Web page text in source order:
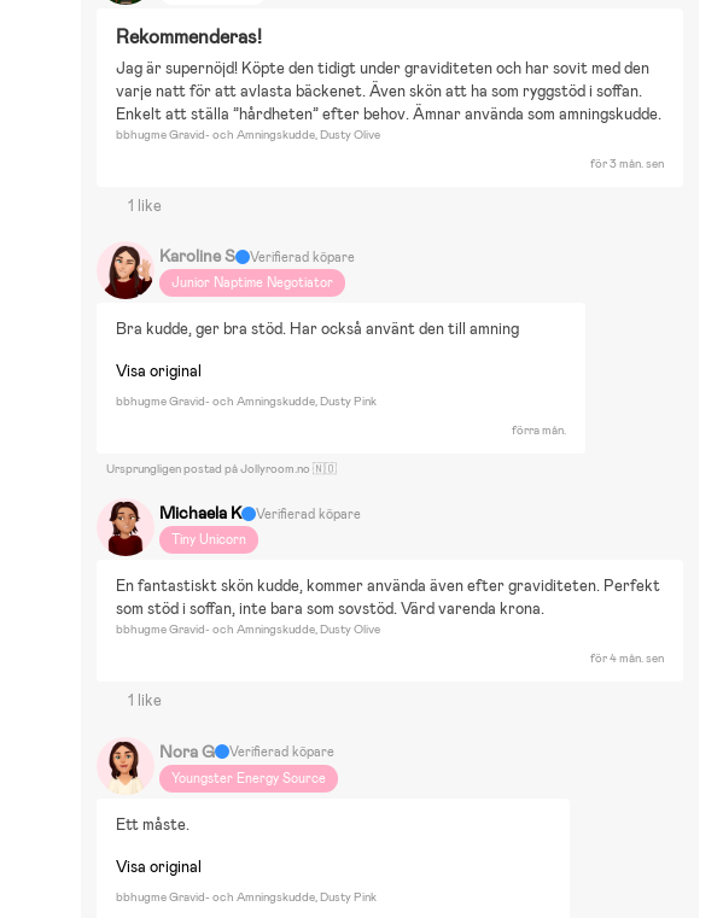
Rekommenderas!
Jag är supernöjd! Köpte den tidigt under graviditeten och har sovit med den
varje natt för att avlasta bäckenet. Även skön att ha som ryggstöd i soffan.
Enkelt att ställa ”hårdheten” efter behov. Ämnar använda som amningskudde.
bbhugme Gravid- och Amningskudde, Dusty Olive
för 3 mån. sen
1 like
Karoline S
Verifierad köpare
Junior Naptime Negotiator
Bra kudde, ger bra stöd. Har också använt den till amning
Visa original
bbhugme Gravid- och Amningskudde, Dusty Pink
förra mån.
Ursprungligen postad på Jollyroom.no 🇳🇴
Michaela K
Verifierad köpare
Tiny Unicorn
En fantastiskt skön kudde, kommer använda även efter graviditeten. Perfekt
som stöd i soffan, inte bara som sovstöd. Värd varenda krona.
bbhugme Gravid- och Amningskudde, Dusty Olive
för 4 mån. sen
1 like
Nora G
Verifierad köpare
Youngster Energy Source
Ett måste.
Visa original
bbhugme Gravid- och Amningskudde, Dusty Pink